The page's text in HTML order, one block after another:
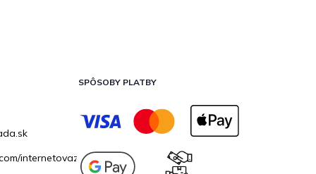
internetovazahrada.sk/
SPÔSOBY PLATBY